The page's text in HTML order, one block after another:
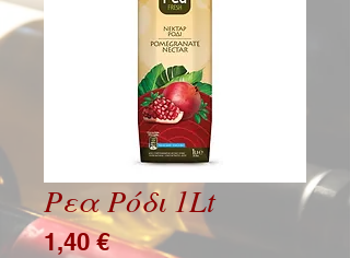
Ρεα Ρόδι 1Lt
1,40 €Price